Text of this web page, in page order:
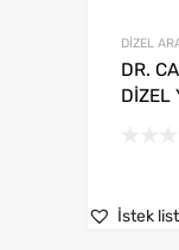
DİZEL
DR.
DİZEL
İstek